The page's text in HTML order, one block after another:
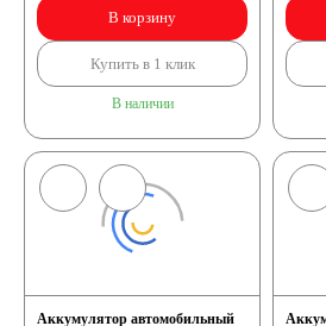
В корзину
Купить в 1 клик
В наличии
Аккумулятор автомобильный